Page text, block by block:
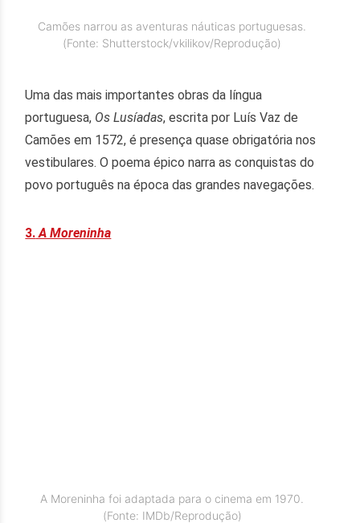
Camões narrou as aventuras náuticas portuguesas.
(Fonte: Shutterstock/vkilikov/Reprodução)
Uma das mais importantes obras da língua
portuguesa, Os Lusíadas, escrita por Luís Vaz de
Camões em 1572, é presença quase obrigatória nos
vestibulares. O poema épico narra as conquistas do
povo português na época das grandes navegações.
3. A Moreninha
A Moreninha foi adaptada para o cinema em 1970.
(Fonte: IMDb/Reprodução)